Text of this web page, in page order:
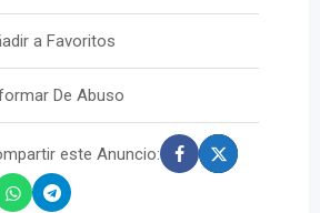
a Favoritos
De Abuso
este Anuncio: